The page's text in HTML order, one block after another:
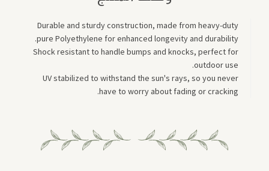
Durable and sturdy construction, made from heavy-duty
pure Polyethylene for enhanced longevity and durability.
Shock resistant to handle bumps and knocks, perfect for
outdoor use.
UV stabilized to withstand the sun's rays, so you never
have to worry about fading or cracking.